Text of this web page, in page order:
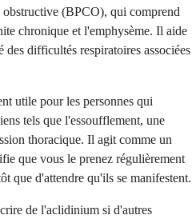
(BPCO), qui comprend
chronique et l'emphysème. Il aide
difficultés respiratoires associées
utile pour les personnes qui
tels que l'essoufflement, une
thoracique. Il agit comme un
que vous le prenez régulièrement
que d'attendre qu'ils se manifestent.
de l'aclidinium si d'autres